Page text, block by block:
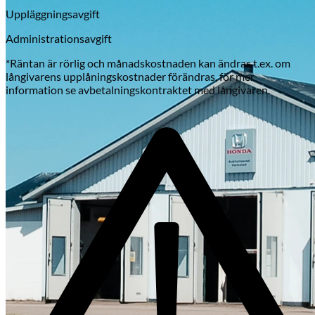
Uppläggningsavgift
Administrationsavgift
*Räntan är rörlig och månadskostnaden kan ändras t.ex. om
långivarens upplåningskostnader förändras, för mer
information se avbetalningskontraktet med långivaren.